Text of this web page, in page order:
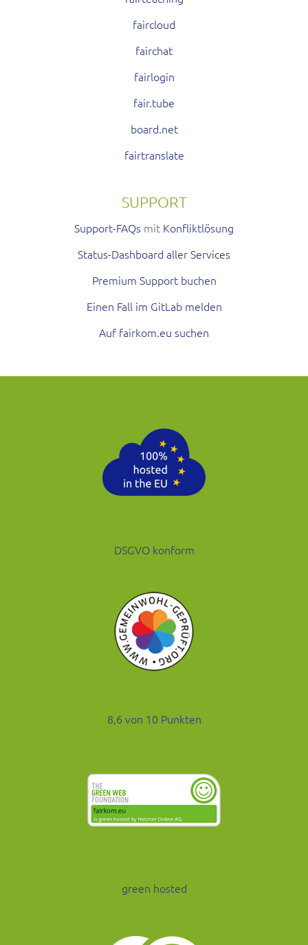
faircloud
fairchat
fairlogin
fair.tube
board.net
fairtranslate
SUPPORT
Support-FAQs mit Konfliktlösung
Status-Dashboard aller Services
Premium Support buchen
Einen Fall im GitLab melden
Auf fairkom.eu suchen
DSGVO konform
8,6 von 10 Punkten
green hosted